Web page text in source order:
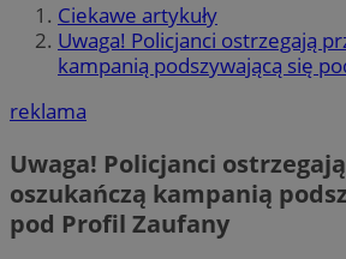
Ciekawe artykuły
Uwaga! Policjanci ostrzegają
kampanią podszywającą się
reklama
Uwaga! Policjanci
oszukańczą kampanią
pod Profil Zaufany